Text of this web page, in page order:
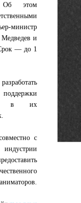
Об этом
министр
и
— до 1
в их
с